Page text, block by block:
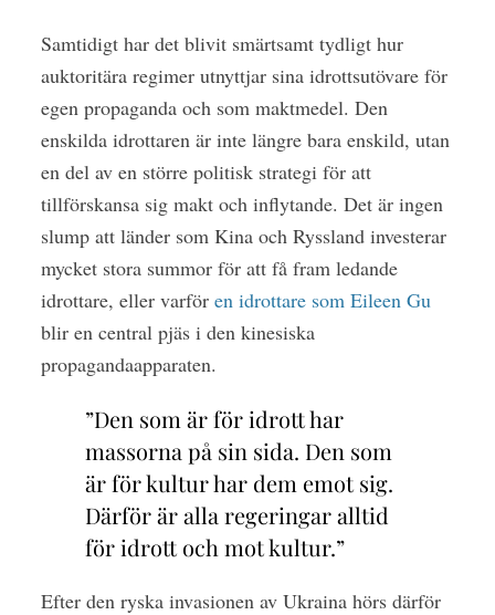
Samtidigt har det blivit smärtsamt tydligt hur
auktoritära regimer utnyttjar sina idrottsutövare för
egen propaganda och som maktmedel. Den
enskilda idrottaren är inte längre bara enskild, utan
en del av en större politisk strategi för att
tillförskansa sig makt och inflytande. Det är ingen
slump att länder som Kina och Ryssland investerar
mycket stora summor för att få fram ledande
idrottare, eller varför en idrottare som Eileen Gu
blir en central pjäs i den kinesiska
propagandaapparaten.
”Den som är för idrott har
massorna på sin sida. Den som
är för kultur har dem emot sig.
Därför är alla regeringar alltid
för idrott och mot kultur.”
Efter den ryska invasionen av Ukraina hörs därför